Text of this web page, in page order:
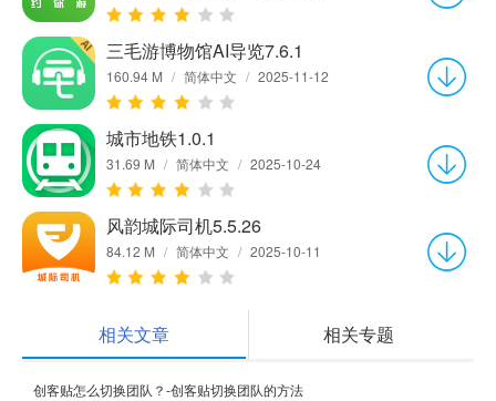
三毛游博物馆AI导览7.6.1
160.94 M / 简体中文 / 2025-11-12
城市地铁1.0.1
31.69 M / 简体中文 / 2025-10-24
风韵城际司机5.5.26
84.12 M / 简体中文 / 2025-10-11
相关文章 相关专题
创客贴怎么切换团队？-创客贴切换团队的方法